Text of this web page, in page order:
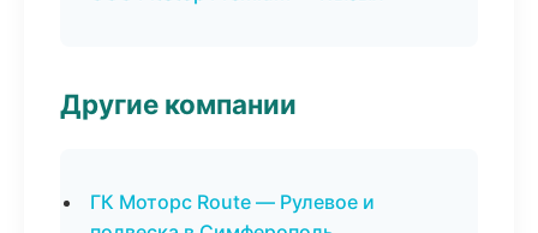
Другие компании
ГК Моторс Route — Рулевое и